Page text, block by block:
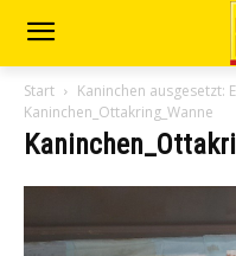
Start
Kaninchen ausgesetzt:
Kaninchen_Ottakring_Wanne